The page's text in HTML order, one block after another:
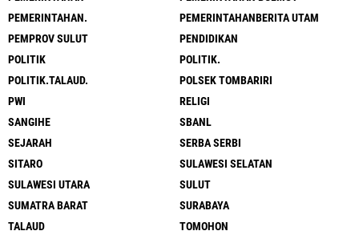
PEMERINTAHAN.
PEMERINTAHANBERITA UTAM
PEMPROV SULUT
PENDIDIKAN
POLITIK
POLITIK.
POLITIK.TALAUD.
POLSEK TOMBARIRI
PWI
RELIGI
SANGIHE
SBANL
SEJARAH
SERBA SERBI
SITARO
SULAWESI SELATAN
SULAWESI UTARA
SULUT
SUMATRA BARAT
SURABAYA
TALAUD
TOMOHON